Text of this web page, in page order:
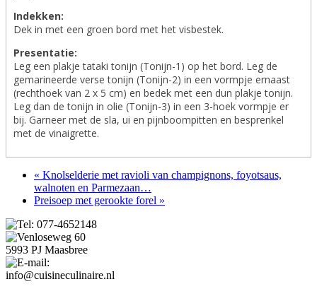
Indekken:
Dek in met een groen bord met het visbestek.
Presentatie:
Leg een plakje tataki tonijn (Tonijn-1) op het bord. Leg de
gemarineerde verse tonijn (Tonijn-2) in een vormpje ernaast
(rechthoek van 2 x 5 cm) en bedek met een dun plakje tonijn.
Leg dan de tonijn in olie (Tonijn-3) in een 3-hoek vormpje er
bij. Garneer met de sla, ui en pijnboompitten en besprenkel
met de vinaigrette.
« Knolselderie met ravioli van champignons, foyotsaus,
walnoten en Parmezaan…
Preisoep met gerookte forel »
Tel: 077-4652148
Venloseweg 60
5993 PJ Maasbree
E-mail:
info@cuisineculinaire.nl